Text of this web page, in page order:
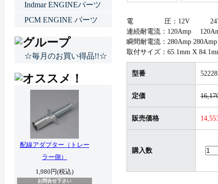
電 圧：12V
連続耐電流：120Amp
瞬間耐電流：280Amp 280Amp
取付サイズ：65.1mm X
型番
定価
販売価格
購入数
Indmar ENGINEパーツ
PCM ENGINE パーツ
☆毎月のお買い得品!!☆
配線アダプター（トレー
ラー側）
1,980円(税込)
お問合せ下さい